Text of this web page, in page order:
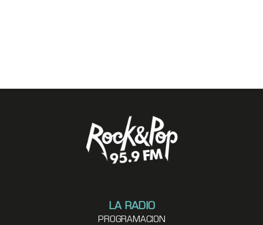
LA RADIO
PROGRAMACION